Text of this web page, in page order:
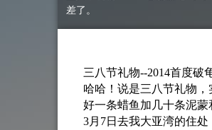
差了。
三八节礼物--2014首度破
哈哈！说是三八节礼物
好一条蜡鱼加几十条泥蒙
3月7日去我大亚湾的住